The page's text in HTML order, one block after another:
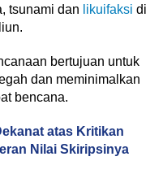
tsunami dan likuifaksi di
.
bertujuan untuk
dan meminimalkan
bencana.
atas Kritikan
Nilai Skiripsinya